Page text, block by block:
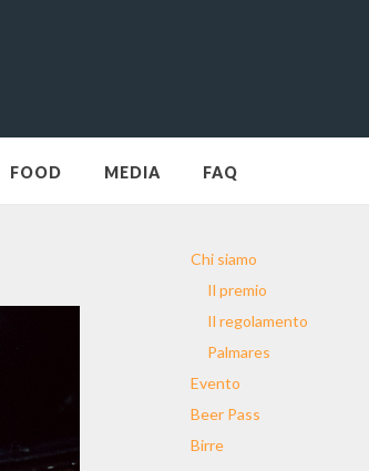
FOOD MEDIA FAQ
Chi siamo
Il premio
Il regolamento
Palmares
Evento
Beer Pass
Birre